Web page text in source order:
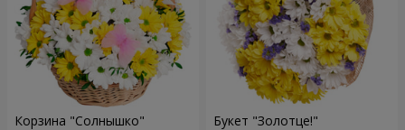
Корзина "Солнышко" Букет "Золотце!"